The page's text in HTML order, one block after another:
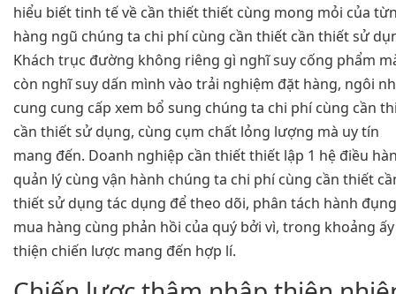
hiểu biết tinh tế về cần thiết thiết cùng mong mỏi của
hàng ngũ chúng ta chi phí cùng cần thiết cần thiết sử
Khách trục đường không riêng gì nghĩ suy cống phẩm
còn nghĩ suy dấn mình vào trải nghiệm đặt hàng, ngôi
cung cung cấp xem bổ sung chúng ta chi phí cùng cần
cần thiết sử dụng, cùng cụm chất lỏng lượng mà uy tín
mang đến. Doanh nghiệp cần thiết thiết lập 1 hệ điều
quản lý cùng vận hành chúng ta chi phí cùng cần thiết
thiết sử dụng tác dụng để theo dõi, phân tách hành đụng
mua hàng cùng phản hồi của quý bởi vì, trong khoảng
thiện chiến lược mang đến hợp lí.